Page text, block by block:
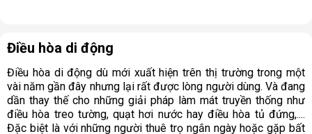
Điều hòa di động
Điều hòa di động dù mới xuất hiện trên thị trường trong một
vài năm gần đây nhưng lại rất được lòng người dùng. Và đang
dần thay thế cho những giải pháp làm mát truyền thống như
điều hòa treo tường, quạt hơi nước hay điều hòa tủ đứng,....
Đặc biệt là với những người thuê trọ ngắn ngày hoặc gặp bất